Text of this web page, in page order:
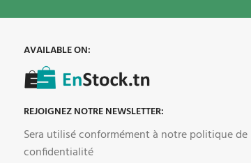
AVAILABLE ON:
REJOIGNEZ NOTRE NEWSLETTER:
Sera utilisé conformément à notre politique de
confidentialité